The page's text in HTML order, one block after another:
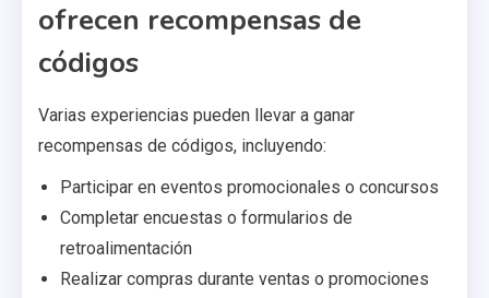
ofrecen recompensas de
códigos
Varias experiencias pueden llevar a ganar
recompensas de códigos, incluyendo:
Participar en eventos promocionales o concursos
Completar encuestas o formularios de
retroalimentación
Realizar compras durante ventas o promociones